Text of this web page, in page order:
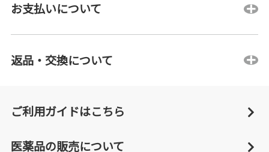
お支払いについて
返品・交換について
ご利用ガイドはこちら
医薬品の販売について